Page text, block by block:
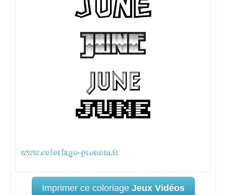
Imprimer ce coloriage Jeux Vidéos